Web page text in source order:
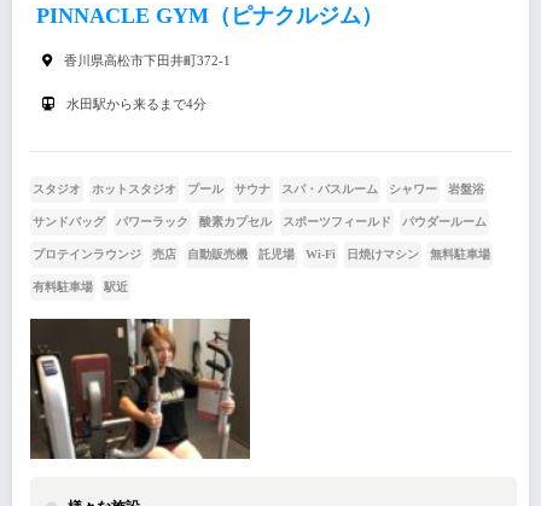
PINNACLE GYM（ピナクルジム）
香川県高松市下田井町372-1
水田駅から来るまで4分
スタジオ ホットスタジオ プール サウナ スパ・バスルーム シャワー 岩盤浴
サンドバッグ パワーラック 酸素カプセル スポーツフィールド パウダールーム
プロテインラウンジ 売店 自動販売機 託児場 Wi-Fi 日焼けマシン 無料駐車場
有料駐車場 駅近